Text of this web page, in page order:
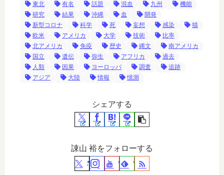
東北 有名 話題 混血 九州
機能
研究
結果 沖縄 血
開発
新型コロナ
科学 死 妄想 感染
猫
欧米
アメリカ 大学 技術
比率
北アメリカ
免疫 歴史 縄文
南アメリカ
国立
遺伝 弥生 アフリカ
過去
人類
因果 ヨーロッパ 調査
追跡
アジア
大陸 情報 憶測
シェアする
諌山 裕をフォローする